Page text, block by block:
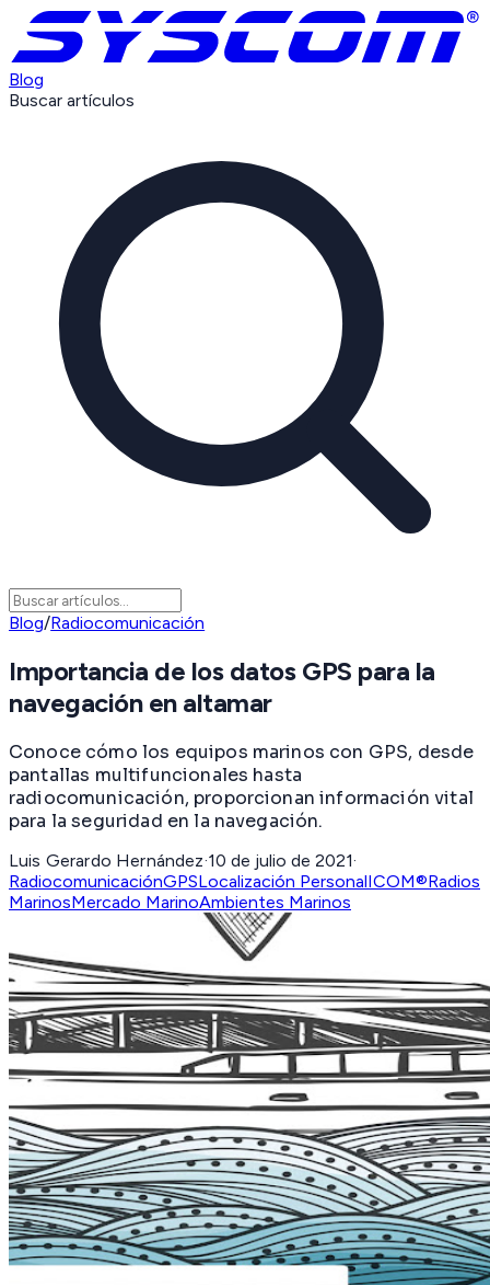
Blog
Buscar artículos
Blog/Radiocomunicación
Importancia de los datos GPS para la
navegación en altamar
Conoce cómo los equipos marinos con GPS, desde
pantallas multifuncionales hasta
radiocomunicación, proporcionan información vital
para la seguridad en la navegación.
Luis Gerardo Hernández·10 de julio de 2021·
RadiocomunicaciónGPSLocalización PersonalICOM®Radios
MarinosMercado MarinoAmbientes Marinos